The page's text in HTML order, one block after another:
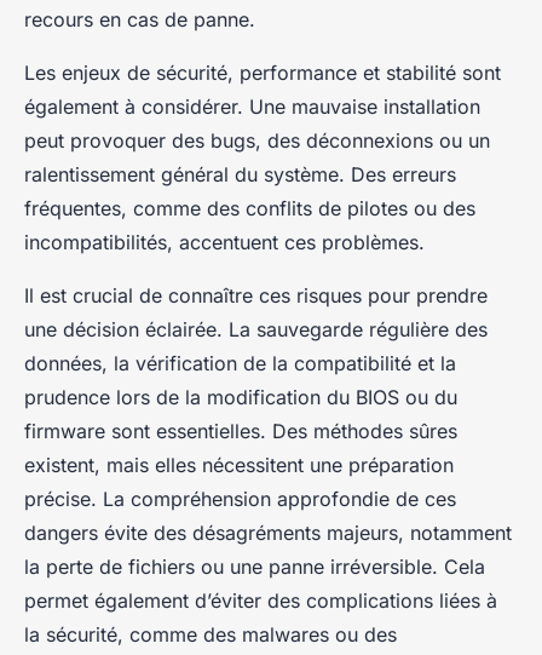
recours en cas de panne.
Les enjeux de sécurité, performance et stabilité sont
également à considérer. Une mauvaise installation
peut provoquer des bugs, des déconnexions ou un
ralentissement général du système. Des erreurs
fréquentes, comme des conflits de pilotes ou des
incompatibilités, accentuent ces problèmes.
Il est crucial de connaître ces risques pour prendre
une décision éclairée. La sauvegarde régulière des
données, la vérification de la compatibilité et la
prudence lors de la modification du BIOS ou du
firmware sont essentielles. Des méthodes sûres
existent, mais elles nécessitent une préparation
précise. La compréhension approfondie de ces
dangers évite des désagréments majeurs, notamment
la perte de fichiers ou une panne irréversible. Cela
permet également d’éviter des complications liées à
la sécurité, comme des malwares ou des